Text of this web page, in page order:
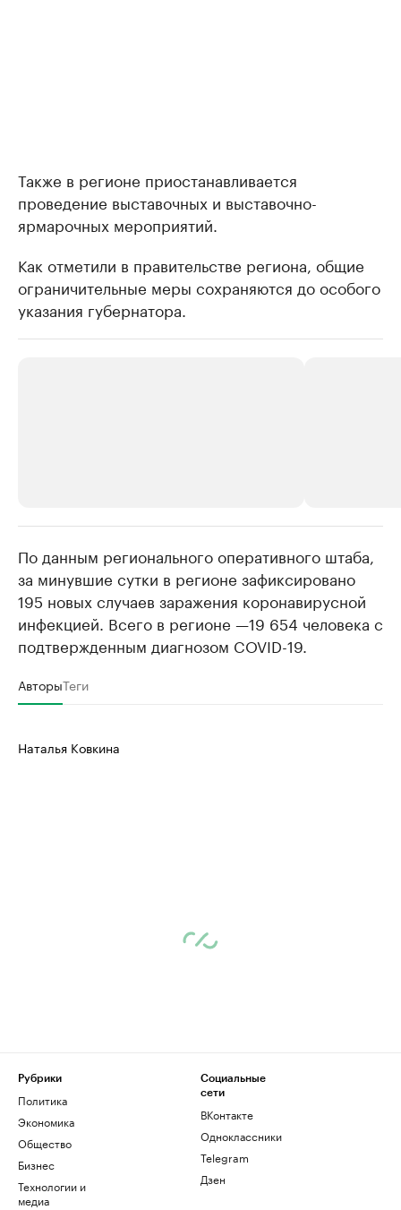
Также в регионе приостанавливается
проведение выставочных и выставочно-
ярмарочных мероприятий.
Как отметили в правительстве региона, общие
ограничительные меры сохраняются до особого
указания губернатора.
Делитесь новостями бизнеса на РБК
Управляйте страницей компании и развивайте личные
бренды спикеров бизнеса
РБК Компании
Крупнейшие
продавцы
Ознакомьтесь с
По данным регионального оперативного штаба,
за минувшие сутки в регионе зафиксировано
195 новых случаев заражения коронавирусной
инфекцией. Всего в регионе —19 654 человека с
подтвержденным диагнозом COVID-19.
АвторыТеги
Наталья Ковкина
Рубрики
Политика
Экономика
Общество
Бизнес
Технологии и
медиа
Социальные
сети
ВКонтакте
Одноклассники
Telegram
Дзен